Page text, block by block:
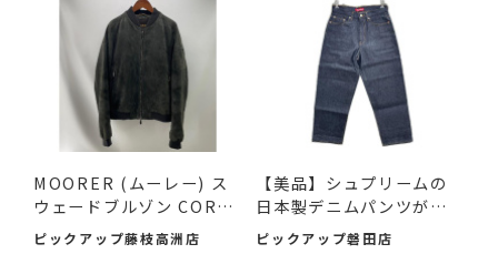
MOORER (ムーレー) ス
ウェードブルゾン COREL
I-UR ...
ピックアップ藤枝高洲店
【美品】シュプリームの
日本製デニムパンツが入
荷...
ピックアップ磐田店